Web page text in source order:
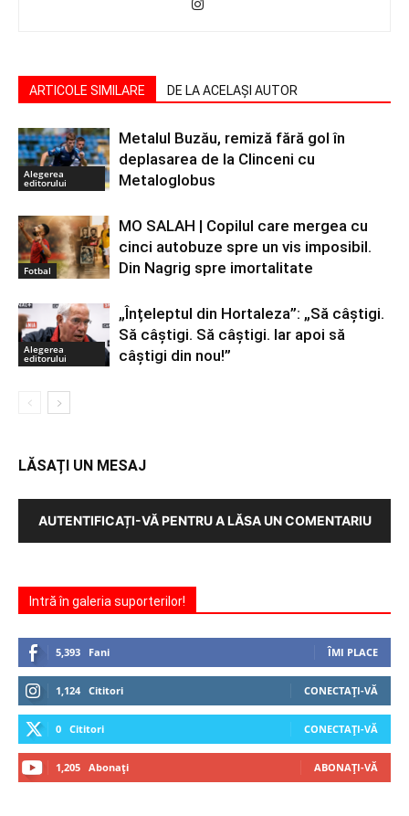
ARTICOLE SIMILARE DE LA ACELAȘI AUTOR
Alegerea
editorului
Metalul Buzău, remiză fără gol în
deplasarea de la Clinceni cu
Metaloglobus
Fotbal
MO SALAH | Copilul care mergea cu
cinci autobuze spre un vis imposibil.
Din Nagrig spre imortalitate
Alegerea
editorului
„Înțeleptul din Hortaleza”: „Să câștigi.
Să câștigi. Să câștigi. Iar apoi să
câștigi din nou!”
LĂSAȚI UN MESAJ
AUTENTIFICAȚI-VĂ PENTRU A LĂSA UN COMENTARIU
Intră în galeria suporterilor!
5,393 Fani ÎMI PLACE
1,124 Cititori CONECTAȚI-VĂ
0 Cititori CONECTAȚI-VĂ
1,205 Abonați ABONAȚI-VĂ